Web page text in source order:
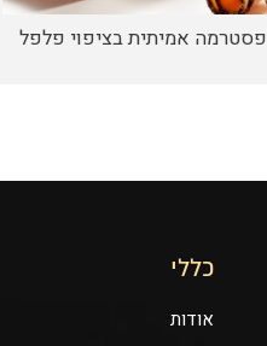
פסטרמה אמיתית בציפוי פלפל
כללי
אודות